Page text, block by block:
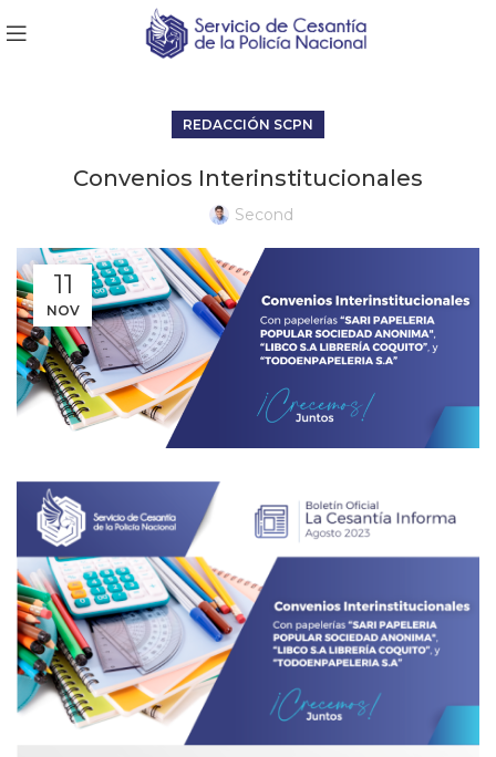
REDACCIÓN SCPN
Convenios Interinstitucionales
Second
11
NOV